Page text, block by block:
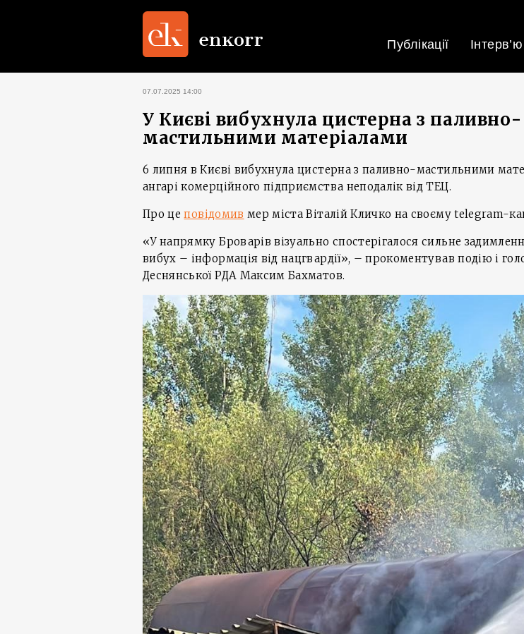
Публікації Інтерв’ю
07.07.2025 14:00
У Києві вибухнула цистерна з паливно-
мастильними матеріалами
6 липня в Києві вибухнула цистерна з паливно-мастильними
ангарі комерційного підприємства неподалік від ТЕЦ.
Про цеповідомив мер міста Віталій Кличко на своєму telegram-
«У напрямку Броварів візуально спостерігалося сильне
вибух – інформація від нацгвардії», – прокоментував подію і
Деснянської РДА Максим Бахматов.